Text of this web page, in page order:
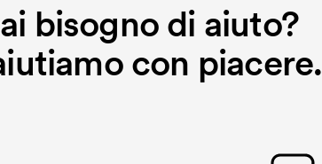
bisogno di aiuto?
con piacere.